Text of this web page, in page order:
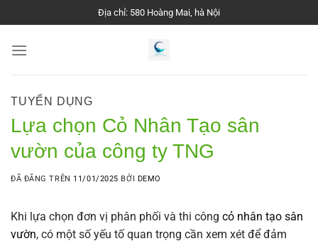
đến
nội
Địa chỉ: 580 Hoàng Mai, hà Nội
TUYỂN DỤNG
Lựa chọn Cỏ Nhân Tạo sân
vườn của công ty TNG
ĐÃ ĐĂNG TRÊN 11/01/2025 BỞI DEMO
Khi lựa chọn đơn vị phân phối và thi công cỏ nhân tạo sân
vườn, có một số yếu tố quan trọng cần xem xét để đảm